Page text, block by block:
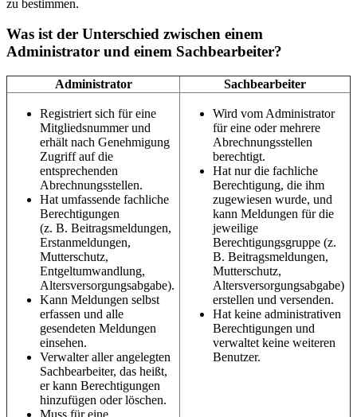
zu bestimmen.
Was ist der Unterschied zwischen einem
Administrator und einem Sachbearbeiter?
Administrator Sachbearbeiter
Registriert sich für eine
Mitgliedsnummer und
erhält nach Genehmigung
Zugriff auf die
entsprechenden
Abrechnungsstellen.
Hat umfassende fachliche
Berechtigungen
(z. B. Beitragsmeldungen,
Erstanmeldungen,
Mutterschutz,
Entgeltumwandlung,
Altersversorgungsabgabe).
Kann Meldungen selbst
erfassen und alle
gesendeten Meldungen
einsehen.
Verwalter aller angelegten
Sachbearbeiter, das heißt,
er kann Berechtigungen
hinzufügen oder löschen.
Muss für eine
Wird vom Administrator
für eine oder mehrere
Abrechnungsstellen
berechtigt.
Hat nur die fachliche
Berechtigung, die ihm
zugewiesen wurde, und
kann Meldungen für die
jeweilige
Berechtigungsgruppe (z.
B. Beitragsmeldungen,
Mutterschutz,
Altersversorgungsabgabe)
erstellen und versenden.
Hat keine administrativen
Berechtigungen und
verwaltet keine weiteren
Benutzer.